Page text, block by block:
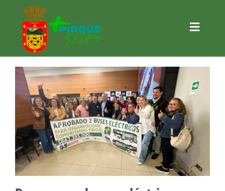
contenido
Toggle
Trámites
Municipalidad
+ Gestión
+ Pirque
+ Turismo
+ Actividades
Contacto